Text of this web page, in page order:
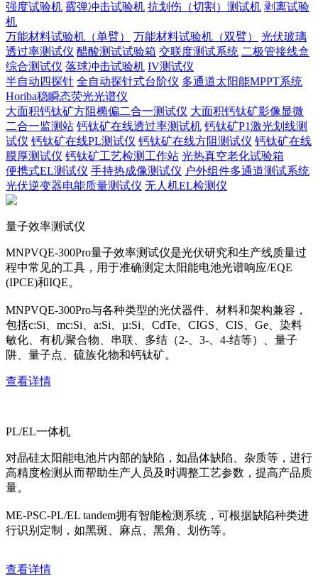
强度试验机 霰弹冲击试验机 抗划伤（切割）测试机 剥离试验
机
万能材料试验机（单臂）
万能材料试验机（双臂）
光伏玻璃
透过率测试仪 醋酸测试试验箱 交联度测试系统 二极管接线盒
综合测试仪 落球冲击试验机 IV测试仪
半自动四探针 全自动探针式台阶仪 多通道太阳能MPPT系统
Horiba稳瞬态荧光光谱仪
大面积钙钛矿方阻椭偏二合一测试仪 大面积钙钛矿影像显微
二合一监测站 钙钛矿在线透过率测试机 钙钛矿P1激光划线测
试仪 钙钛矿在线PL测试仪 钙钛矿在线方阻测试仪 钙钛矿在线
膜厚测试仪 钙钛矿工艺检测工作站 光热真空老化试验箱
便携式EL测试仪 手持热成像测试仪 户外组件多通道测试系统
光伏逆变器电能质量测试仪 无人机EL检测仪
量子效率测试仪
MNPVQE-300Pro量子效率测试仪是光伏研究和生产线质量过
程中常见的工具，用于准确测定太阳能电池光谱响应/EQE
(IPCE)和IQE。
MNPVQE-300Pro与各种类型的光伏器件、材料和架构兼容，
包括c:Si、mc:Si、a:Si、µ:Si、CdTe、CIGS、CIS、Ge、染料
敏化、有机/聚合物、串联、多结（2-、3-、4-结等）、量子
阱、量子点、硫族化物和钙钛矿。
查看详情
PL/EL一体机
对晶硅太阳能电池片内部的缺陷，如晶体缺陷、杂质等，进行
高精度检测从而帮助生产人员及时调整工艺参数，提高产品质
量。
ME-PSC-PL/EL tandem拥有智能检测系统，可根据缺陷种类进
行识别定制，如黑斑、麻点、黑角、划伤等。
查看详情